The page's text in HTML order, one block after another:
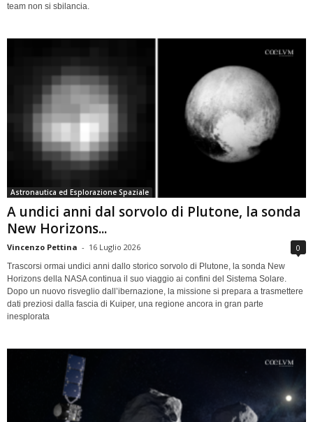
team non si sbilancia.
Astronautica ed Esplorazione Spaziale
A undici anni dal sorvolo di Plutone, la sonda
New Horizons...
Vincenzo Pettina - 16 Luglio 2026 0
Trascorsi ormai undici anni dallo storico sorvolo di Plutone, la sonda New
Horizons della NASA continua il suo viaggio ai confini del Sistema Solare.
Dopo un nuovo risveglio dall’ibernazione, la missione si prepara a trasmettere
dati preziosi dalla fascia di Kuiper, una regione ancora in gran parte
inesplorata